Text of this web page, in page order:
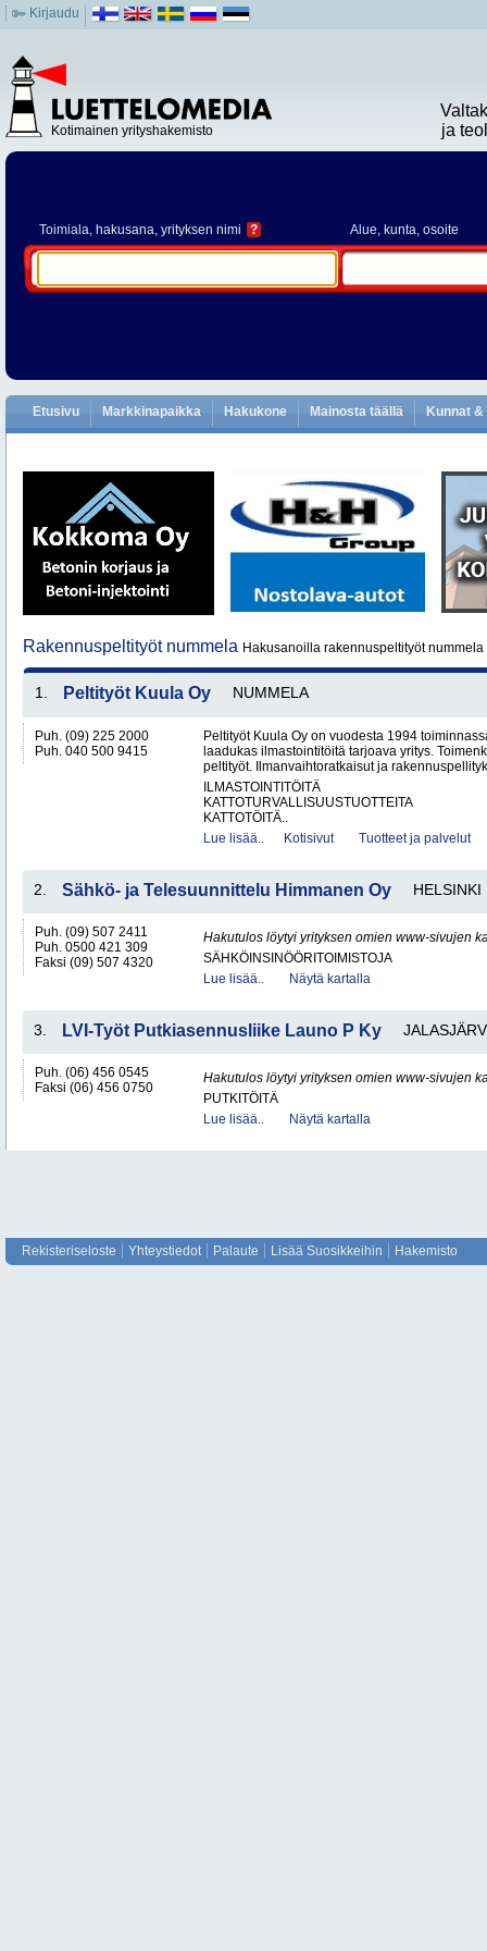
Kirjaudu
Kotimainen yrityshakemisto
ja
Toimiala, hakusana, yrityksen nimi ? Alue, kunta, osoite
Etusivu Markkinapaikka Hakukone Mainosta täällä Kunnat
Rakennuspeltityöt nummela Hakusanoilla rakennuspeltityöt
1. Peltityöt Kuula Oy NUMMELA
Puh. (09) 225 2000
Puh. 040 500 9415
Peltityöt Kuula Oy on vuodesta 1994
laadukas ilmastointitöitä tarjoava yritys.
peltityöt. Ilmanvaihtoratkaisut ja
ILMASTOINTITÖITÄ
KATTOTURVALLISUUSTUOTTEITA
KATTOTÖITÄ..
Lue lisää..
Kotisivut Tuotteet ja palvelut
2. Sähkö- ja Telesuunnittelu Himmanen Oy HELSINKI
Puh. (09) 507 2411
Puh. 0500 421 309
Faksi (09) 507 4320
Hakutulos löytyi yrityksen omien www-sivujen
SÄHKÖINSINÖÖRITOIMISTOJA
Lue lisää..
Näytä kartalla
3. LVI-Työt Putkiasennusliike Launo P Ky
Puh. (06) 456 0545
Faksi (06) 456 0750
Hakutulos löytyi yrityksen omien www-sivujen
PUTKITÖITÄ
Lue lisää..
Näytä kartalla
Rekisteriseloste Yhteystiedot Palaute Lisää Suosikkeihin Hakemisto